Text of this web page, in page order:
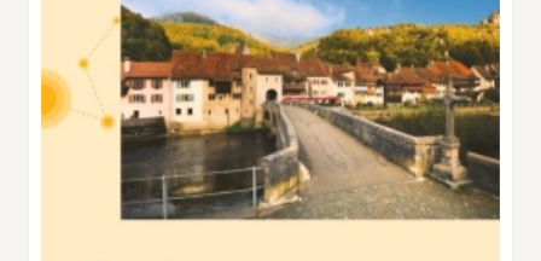
rastender Pferde weit ausbreitet. Der Ausflug
endet bei der Bahnstation Pré Petitjean, etwa
20 Minuten von Montfaucon entfernt. Der
Wind ist richtig eisig.